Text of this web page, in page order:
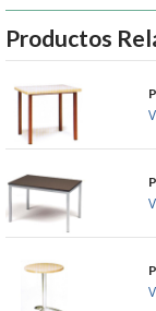
MUEBLES
PAPEL Y
VAJILLA
CUCHILLOS
Productos